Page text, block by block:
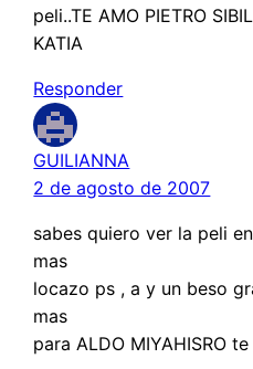
peli..TE AMO PIETRO
KATIA
Responder
GUILIANNA
2 de agosto de 2007
sabes quiero ver la peli
mas
locazo ps , a y un beso
mas
para ALDO MIYAHISRO